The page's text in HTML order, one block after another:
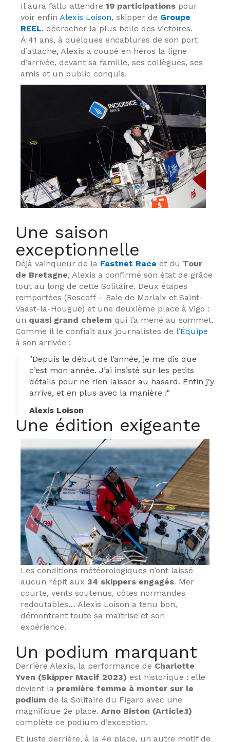
Il aura fallu attendre 19 participations pour
voir enfin Alexis Loison, skipper de Groupe
REEL, décrocher la plus belle des victoires.
À 41 ans, à quelques encablures de son port
d’attache, Alexis a coupé en héros la ligne
d’arrivée, devant sa famille, ses collègues, ses
amis et un public conquis.
Une saison
exceptionnelle
Déjà vainqueur de la Fastnet Race et du Tour
de Bretagne, Alexis a confirmé son état de grâce
tout au long de cette Solitaire. Deux étapes
remportées (Roscoff – Baie de Morlaix et Saint-
Vaast-la-Hougue) et une deuxième place à Vigo :
un quasi grand chelem qui l’a mené au sommet.
Comme il le confiait aux journalistes de l’Équipe
à son arrivée :
"Depuis le début de l’année, je me dis que
c’est mon année. J’ai insisté sur les petits
détails pour ne rien laisser au hasard. Enfin j’y
arrive, et en plus avec la manière !"
Alexis Loison
Une édition exigeante
Les conditions météorologiques n’ont laissé
aucun répit aux 34 skippers engagés. Mer
courte, vents soutenus, côtes normandes
redoutables… Alexis Loison a tenu bon,
démontrant toute sa maîtrise et son
expérience.
Un podium marquant
Derrière Alexis, la performance de Charlotte
Yven (Skipper Macif 2023) est historique : elle
devient la première femme à monter sur le
podium de la Solitaire du Figaro avec une
magnifique 2e place. Arno Biston (Article.1)
complète ce podium d’exception.
Et juste derrière, à la 4e place, un autre motif de